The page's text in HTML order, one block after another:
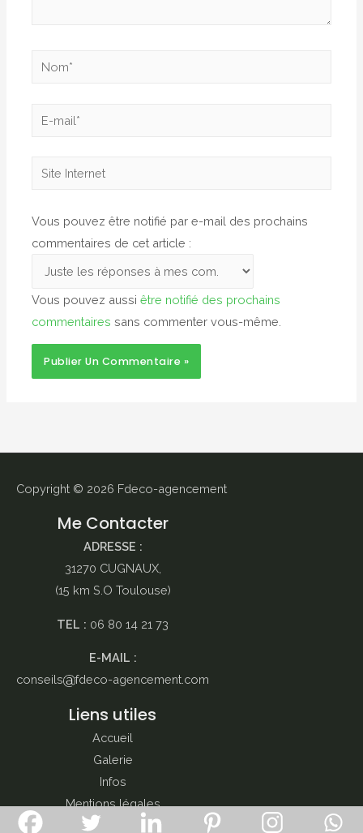
Nom*
E-
Site
Vous pouvez être notifié par e-mail des prochains
commentaires de cet article :
Vous pouvez aussiêtre notifié des prochains
commentaires sans commenter vous-même.
Copyright © 2026 Fdeco-agencement
Me Contacter
ADRESSE :
31270 CUGNAUX,
(15 km S.O Toulouse)
TEL : 06 80 14 21 73
E-MAIL :
conseils
fdeco-agencement.com
Liens utiles
Accueil
Galerie
Infos
Mentions légales